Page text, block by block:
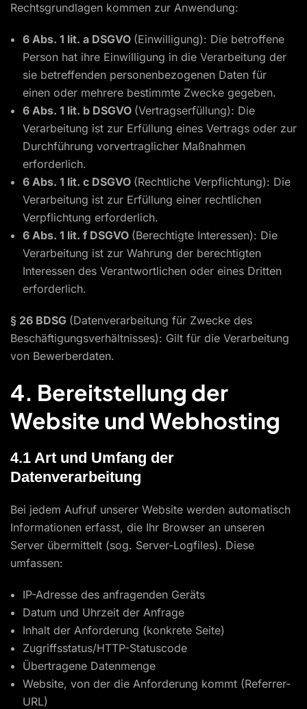
Rechtsgrundlagen kommen zur Anwendung:
6 Abs. 1 lit. a DSGVO (Einwilligung): Die betroffene
Person hat ihre Einwilligung in die Verarbeitung der
sie betreffenden personenbezogenen Daten für
einen oder mehrere bestimmte Zwecke gegeben.
6 Abs. 1 lit. b DSGVO (Vertragserfüllung): Die
Verarbeitung ist zur Erfüllung eines Vertrags oder zur
Durchführung vorvertraglicher Maßnahmen
erforderlich.
6 Abs. 1 lit. c DSGVO (Rechtliche Verpflichtung): Die
Verarbeitung ist zur Erfüllung einer rechtlichen
Verpflichtung erforderlich.
6 Abs. 1 lit. f DSGVO (Berechtigte Interessen): Die
Verarbeitung ist zur Wahrung der berechtigten
Interessen des Verantwortlichen oder eines Dritten
erforderlich.
§ 26 BDSG (Datenverarbeitung für Zwecke des
Beschäftigungsverhältnisses): Gilt für die Verarbeitung
von Bewerberdaten.
4. Bereitstellung der
Website und Webhosting
4.1 Art und Umfang der
Datenverarbeitung
Bei jedem Aufruf unserer Website werden automatisch
Informationen erfasst, die Ihr Browser an unseren
Server übermittelt (sog. Server-Logfiles). Diese
umfassen:
IP-Adresse des anfragenden Geräts
Datum und Uhrzeit der Anfrage
Inhalt der Anforderung (konkrete Seite)
Zugriffsstatus/HTTP-Statuscode
Übertragene Datenmenge
Website, von der die Anforderung kommt (Referrer-
URL)